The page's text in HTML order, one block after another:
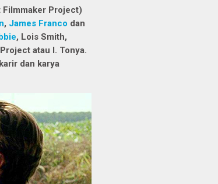
Project)
, James Franco dan
, Lois Smith,
atau I. Tonya.
dan karya